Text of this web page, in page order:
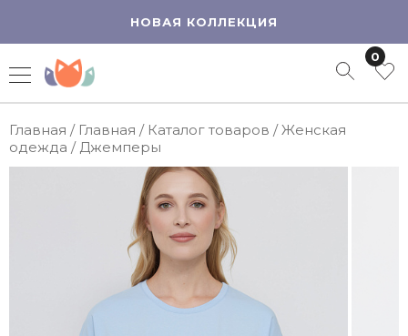
НОВАЯ КОЛЛЕКЦИЯ
0
Главная / Главная / Каталог товаров /Женская
одежда / Джемперы